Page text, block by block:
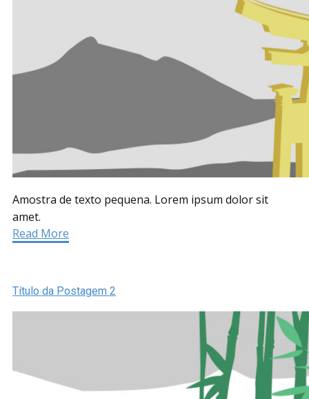
Amostra de texto pequena. Lorem ipsum dolor sit
amet.
Read More
Título da Postagem 2